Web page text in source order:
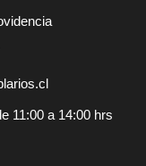
11:00 a 14:00 hrs